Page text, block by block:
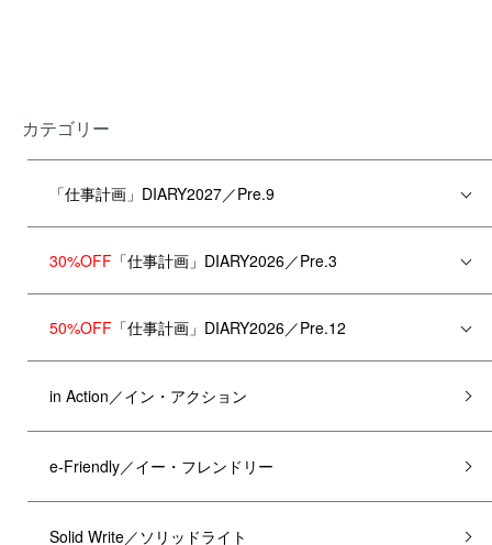
カテゴリー
「仕事計画」DIARY2027／Pre.9
30%OFF 「仕事計画」DIARY2026／Pre.3
50%OFF 「仕事計画」DIARY2026／Pre.12
in Action／イン・アクション
e-Friendly／イー・フレンドリー
Solid Write／ソリッドライト